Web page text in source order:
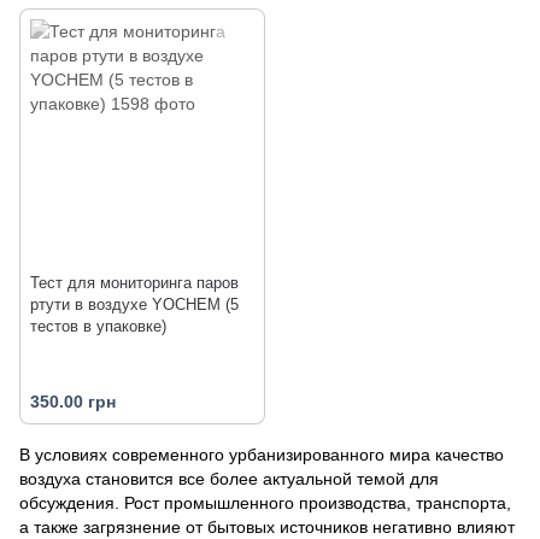
Тест для мониторинга паров
ртути в воздухе YOCHEM (5
тестов в упаковке)
350.00 грн
В условиях современного урбанизированного мира качество
воздуха становится все более актуальной темой для
обсуждения. Рост промышленного производства, транспорта,
а также загрязнение от бытовых источников негативно влияют